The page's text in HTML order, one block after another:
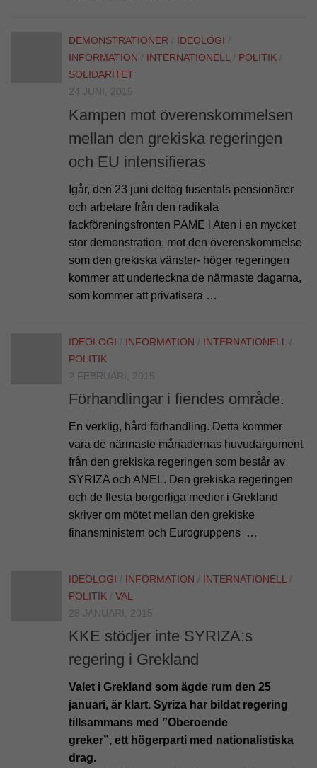
DEMONSTRATIONER / IDEOLOGI /
INFORMATION / INTERNATIONELL/ POLITIK /
SOLIDARITET
24 JUNI, 2015
Kampen mot överenskommelsen
mellan den grekiska regeringen
och EU intensifieras
Igår, den 23 juni deltog tusentals pensionärer
och arbetare från den radikala
fackföreningsfronten PAME i Aten i en mycket
stor demonstration, mot den överenskommelse
som den grekiska vänster- höger regeringen
kommer att underteckna de närmaste dagarna,
som kommer att privatisera …
IDEOLOGI / INFORMATION / INTERNATIONELL /
POLITIK
2 FEBRUARI, 2015
Förhandlingar i fiendes område.
En verklig, hård förhandling. Detta kommer
vara de närmaste månadernas huvudargument
från den grekiska regeringen som består av
SYRIZA och ANEL. Den grekiska regeringen
och de flesta borgerliga medier i Grekland
skriver om mötet mellan den grekiske
finansministern och Eurogruppens …
IDEOLOGI / INFORMATION / INTERNATIONELL /
POLITIK / VAL
28 JANUARI, 2015
KKE stödjer inte SYRIZA:s
regering i Grekland
Valet i Grekland som ägde rum den 25
januari, är klart. Syriza har bildat regering
tillsammans med ”Oberoende
greker”, ett högerparti med nationalistiska
drag.